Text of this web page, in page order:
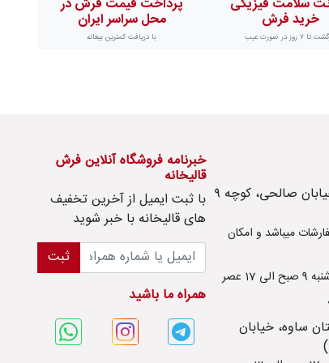
سلامت فیزیکی
خرید فرش
۷ روز در صورت عیب
پرداخت قیمت فرش در
محل سراسر ایران
با دریافت کمترین بیعانه
امور مشتریان : تهران، تهرانسر، بلوار لاله، خیابان صالحی، کوچه ۹
میباشد و امکان
عصر
ساوه، خیابان
خبرنامه فروشگاه آنلاین فرش
قالیخانه
با ثبت ايميل از آخرین تخفیف
های قالیخانه با خبر شوید
ثبت
همراه ما باشید